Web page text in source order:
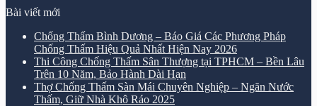
Bài viết mới
Chống Thấm Bình Dương – Báo Giá Các Phương Pháp
Chống Thấm Hiệu Quả Nhất Hiện Nay 2026
Thi Công Chống Thấm Sân Thượng tại TPHCM – Bền Lâu
Trên 10 Năm, Bảo Hành Dài Hạn
Thợ Chống Thấm Sàn Mái Chuyên Nghiệp – Ngăn Nước
Thấm, Giữ Nhà Khô Ráo 2025